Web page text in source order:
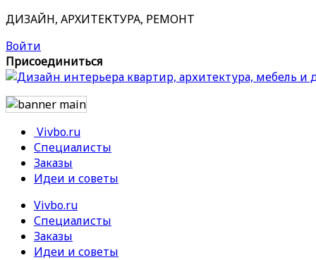
ДИЗАЙН, АРХИТЕКТУРА, РЕМОНТ
Войти
Присоединиться
Vivbo.ru
Специалисты
Заказы
Идеи и советы
Vivbo.ru
Специалисты
Заказы
Идеи и советы